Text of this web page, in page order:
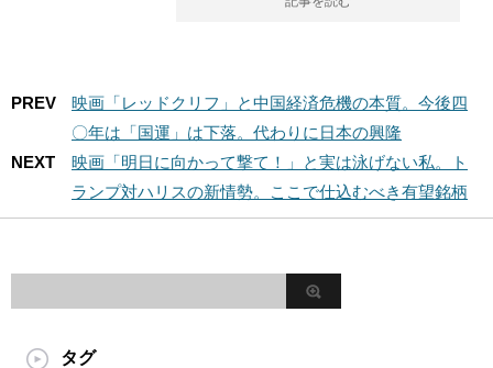
PREV
映画「レッドクリフ」と中国経済危機の本質。今後四
〇年は「国運」は下落。代わりに日本の興隆
NEXT
映画「明日に向かって撃て！」と実は泳げない私。ト
ランプ対ハリスの新情勢。ここで仕込むべき有望銘柄
タグ